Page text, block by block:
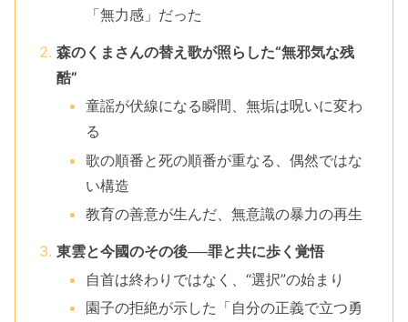
「無力感」だった
森のくまさんの替え歌が照らした“無邪気な残
酷”
童謡が伏線になる瞬間、無垢は呪いに変わ
る
歌の順番と死の順番が重なる、偶然ではな
い構造
教育の善意が生んだ、無意識の暴力の再生
東雲と今國のその後──罪と共に歩く覚悟
自首は終わりではなく、“選択”の始まり
園子の拒絶が示した「自分の正義で立つ勇